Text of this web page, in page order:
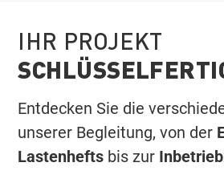
IHR PROJEKT
Entdecken Sie die
unserer Begleitung, von der
Lastenhefts bis zur